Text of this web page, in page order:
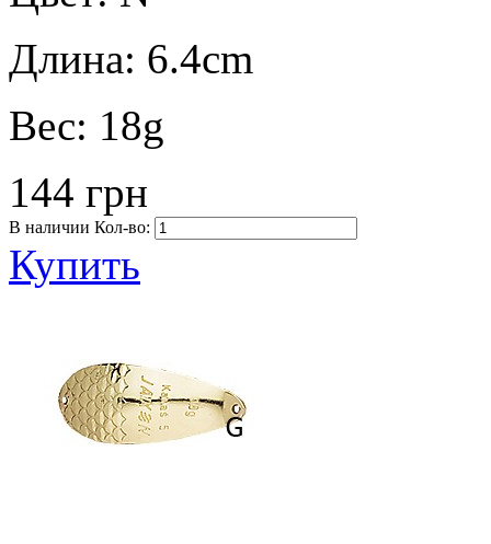
Длина: 6.4cm
Вес: 18g
144 грн
В наличии Кол-во:
Купить